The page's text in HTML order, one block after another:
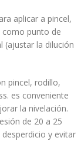
aplicar a pincel,
como punto de
(ajustar la dilución
pincel, rodillo,
es conveniente
la nivelación.
de 20 a 25
y evitar